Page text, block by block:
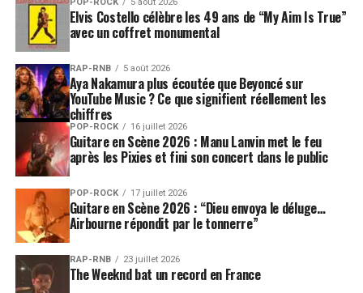
Elvis Costello célèbre les 49 ans de “My Aim Is True”
avec un coffret monumental
RAP-RNB 5 août 2026
Aya Nakamura plus écoutée que Beyoncé sur
YouTube Music ? Ce que signifient réellement les
chiffres
POP-ROCK 16 juillet 2026
Guitare en Scène 2026 : Manu Lanvin met le feu
après les Pixies et fini son concert dans le public
POP-ROCK 17 juillet 2026
Guitare en Scène 2026 : “Dieu envoya le déluge…
Airbourne répondit par le tonnerre”
RAP-RNB 23 juillet 2026
The Weeknd bat un record en France